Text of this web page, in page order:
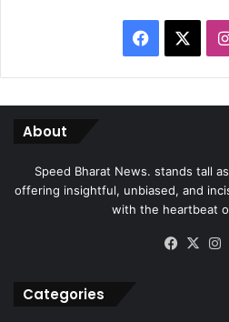
Facebook
About
Speed Bharat News. stands tall
offering insightful, unbiased, and
with the heartbeat
X
Categories